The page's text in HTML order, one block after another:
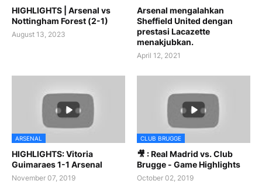
HIGHLIGHTS | Arsenal vs
Nottingham Forest (2-1)
August 13, 2023
Arsenal mengalahkan
Sheffield United dengan
prestasi Lacazette
menakjubkan.
April 12, 2021
ARSENAL
HIGHLIGHTS: Vitoria
Guimaraes 1-1 Arsenal
November 07, 2019
CLUB BRUGGE
🎥 : Real Madrid vs. Club
Brugge - Game Highlights
October 02, 2019